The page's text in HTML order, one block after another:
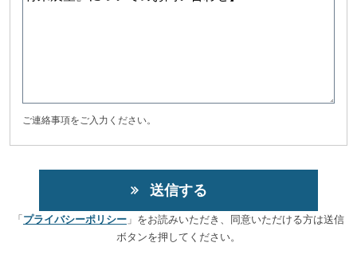
ご連絡事項をご入力ください。
「 プライバシーポリシー 」をお読みいただき、同意いただける方は送信
ボタンを押してください。